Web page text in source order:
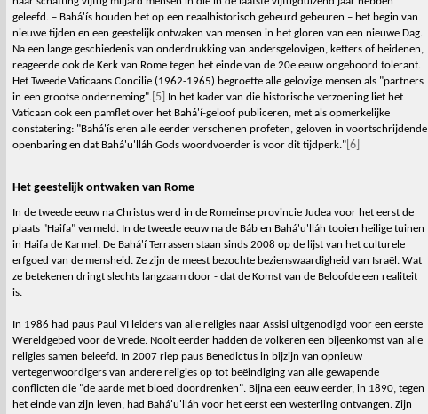
geleefd. – Bahá'ís houden het op een reaalhistorisch gebeurd gebeuren – het begin van
nieuwe tijden en een geestelijk ontwaken van mensen in het gloren van een nieuwe Dag.
Na een lange geschiedenis van onderdrukking van andersgelovigen, ketters of heidenen,
reageerde ook de Kerk van Rome tegen het einde van de 20e eeuw ongehoord tolerant.
Het Tweede Vaticaans Concilie (1962-1965) begroette alle gelovige mensen als "partners
in een grootse onderneming". [5]
In het kader van die historische verzoening liet het
Vaticaan ook een pamflet over het Bahá'í-geloof publiceren, met als opmerkelijke
constatering: "Bahá'ís eren alle eerder verschenen profeten, geloven in voortschrijdende
openbaring en dat Bahá'u'lláh Gods woordvoerder is voor dit tijdperk." [6]
Het geestelijk ontwaken van Rome
In de tweede eeuw na Christus werd in de Romeinse provincie Judea voor het eerst de
plaats "Haifa" vermeld. In de tweede eeuw na de Báb en Bahá'u'lláh tooien heilige tuinen
in Haifa de Karmel. De Bahá'í Terrassen staan sinds 2008 op de lijst van het culturele
erfgoed van de mensheid. Ze zijn de meest bezochte bezienswaardigheid van Israël. Wat
ze betekenen dringt slechts langzaam door - dat de Komst van de Beloofde een realiteit
is.
In 1986 had paus Paul VI leiders van alle religies naar Assisi uitgenodigd voor een eerste
Wereldgebed voor de Vrede. Nooit eerder hadden de volkeren een bijeenkomst van alle
religies samen beleefd. In 2007 riep paus Benedictus in bijzijn van opnieuw
vertegenwoordigers van andere religies op tot beëindiging van alle gewapende
conflicten die "de aarde met bloed doordrenken". Bijna een eeuw eerder, in 1890, tegen
het einde van zijn leven, had Bahá'u'lláh voor het eerst een westerling ontvangen. Zijn